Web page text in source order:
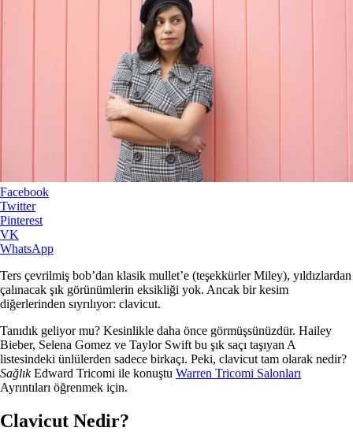
Facebook
Twitter
Pinterest
VK
WhatsApp
Ters çevrilmiş bob’dan klasik mullet’e (teşekkürler Miley), yıldızlardan
çalınacak şık görünümlerin eksikliği yok. Ancak bir kesim
diğerlerinden sıyrılıyor: clavicut.
Tanıdık geliyor mu? Kesinlikle daha önce görmüşsünüzdür. Hailey
Bieber, Selena Gomez ve Taylor Swift bu şık saçı taşıyan A
listesindeki ünlülerden sadece birkaçı. Peki, clavicut tam olarak nedir?
SağlıkEdward Tricomi ile konuştu Warren Tricomi Salonları
Ayrıntıları öğrenmek için.
Clavicut Nedir?